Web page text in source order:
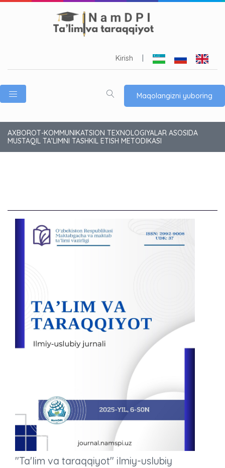
Kirish
Maqolangizni yuboring
AXBOROT-KOMMUNIKATSION TEXNOLOGIYALAR ASOSIDA
MUSTAQIL TA’LIMNI TASHKIL ETISH METODIKASI
"Ta'lim va taraqqiyot" ilmiy-uslubiy